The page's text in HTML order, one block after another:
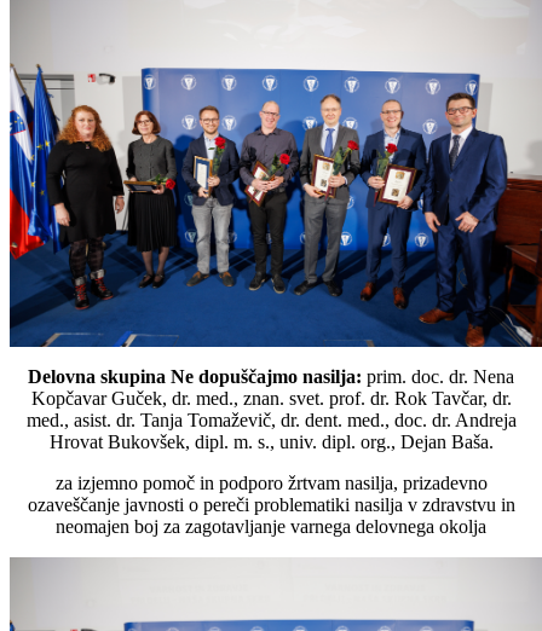
Delovna skupina Ne dopuščajmo nasilja: prim. doc. dr. Nena
Kopčavar Guček, dr. med., znan. svet. prof. dr. Rok Tavčar, dr.
med., asist. dr. Tanja Tomaževič, dr. dent. med., doc. dr. Andreja
Hrovat Bukovšek, dipl. m. s., univ. dipl. org., Dejan Baša.
za izjemno pomoč in podporo žrtvam nasilja, prizadevno
ozaveščanje javnosti o pereči problematiki nasilja v zdravstvu in
neomajen boj za zagotavljanje varnega delovnega okolja